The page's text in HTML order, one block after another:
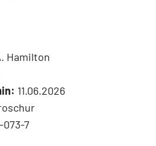
Hamilton
11.06.2026
073-7